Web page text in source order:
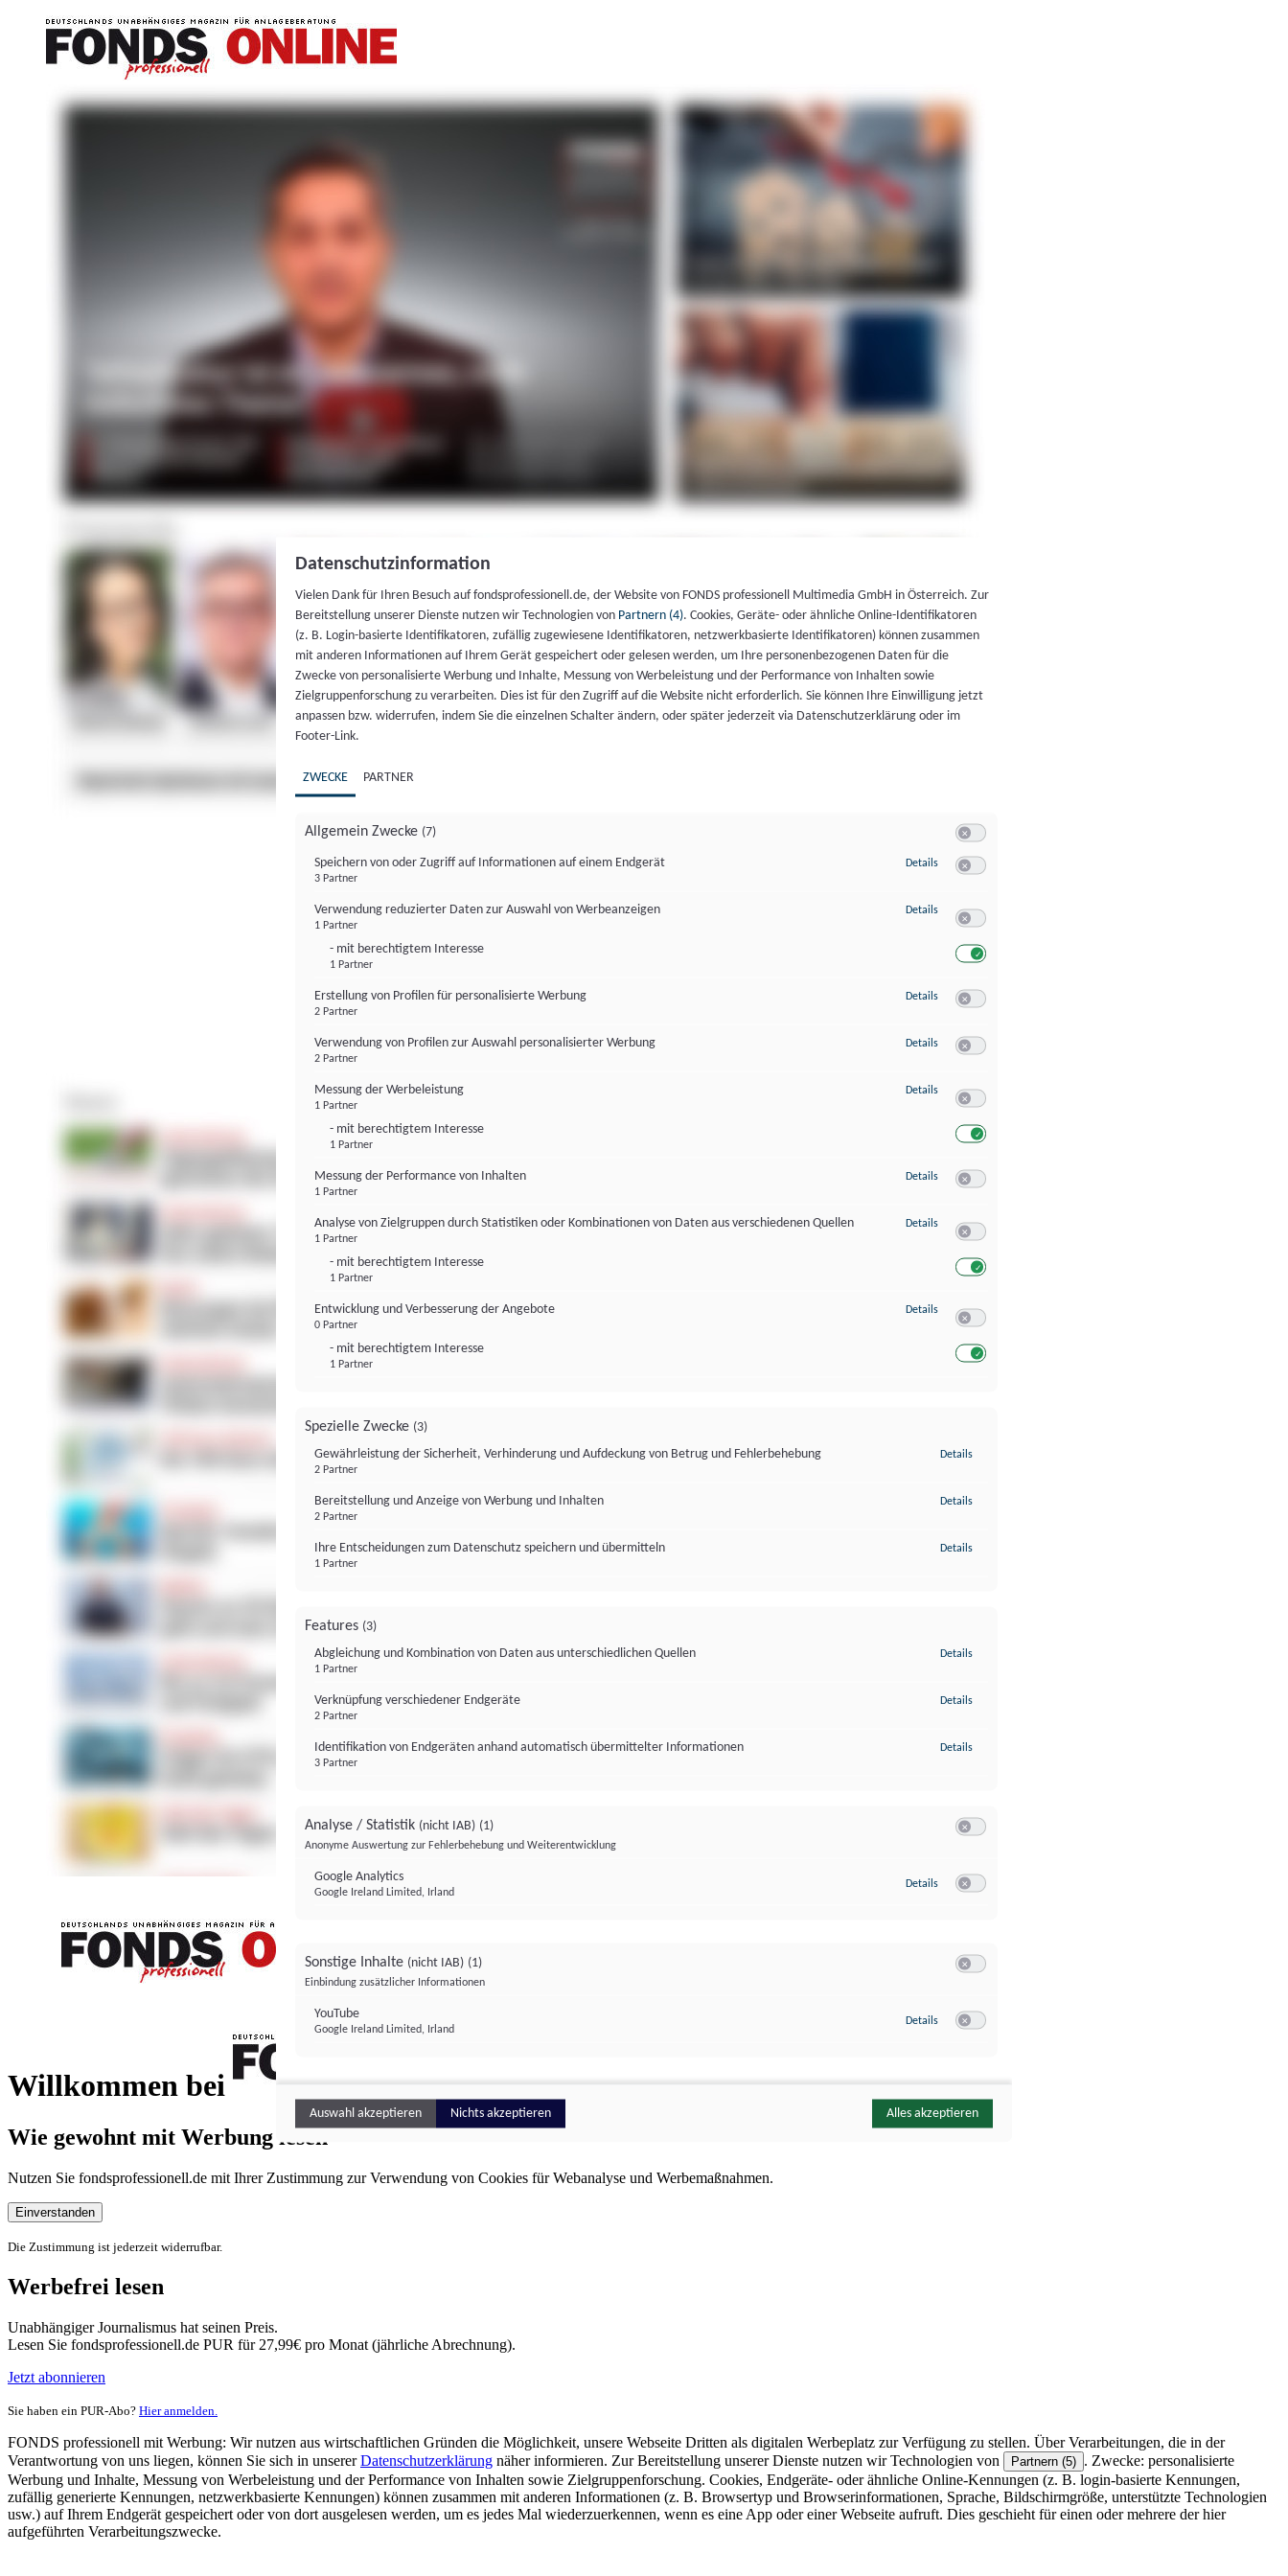
Willkommen bei
FONDS professionell
Wie gewohnt mit Werbung lesen
Nutzen Sie fondsprofessionell.de mit Ihrer Zustimmung zur Verwendung von Cookies für Webanalyse und Werbemaßnahmen.
Einverstanden
Die Zustimmung ist jederzeit widerrufbar.
Werbefrei lesen
Unabhängiger Journalismus hat seinen Preis.
Lesen Sie fondsprofessionell.de PUR für 27,99€ pro Monat (jährliche Abrechnung).
Jetzt abonnieren
Sie haben ein PUR-Abo? Hier anmelden.
FONDS professionell mit Werbung: Wir nutzen aus wirtschaftlichen Gründen die Möglichkeit, unsere Webseite Dritten als digitalen Werbeplatz zur Verfügung zu stellen. Über Verarbeitungen, die in der
Verantwortung von uns liegen, können Sie sich in unsererDatenschutzerklärung näher informieren. Zur Bereitstellung unserer Dienste nutzen wir Technologien von Partnern (5) . Zwecke: personalisierte
Werbung und Inhalte, Messung von Werbeleistung und der Performance von Inhalten sowie Zielgruppenforschung. Cookies, Endgeräte- oder ähnliche Online-Kennungen (z. B. login-basierte Kennungen,
zufällig generierte Kennungen, netzwerkbasierte Kennungen) können zusammen mit anderen Informationen (z. B. Browsertyp und Browserinformationen, Sprache, Bildschirmgröße, unterstützte Technologien
usw.) auf Ihrem Endgerät gespeichert oder von dort ausgelesen werden, um es jedes Mal wiederzuerkennen, wenn es eine App oder einer Webseite aufruft. Dies geschieht für einen oder mehrere der hier
aufgeführten Verarbeitungszwecke.
Datenschutzinformation
Vielen Dank für Ihren Besuch auf fondsprofessionell.de, der Website von FONDS professionell Multimedia GmbH in Österreich. Zur
Bereitstellung unserer Dienste nutzen wir Technologien von Partnern (4). Cookies, Geräte- oder ähnliche Online-Identifikatoren
(z. B. Login-basierte Identifikatoren, zufällig zugewiesene Identifikatoren, netzwerkbasierte Identifikatoren) können zusammen
mit anderen Informationen auf Ihrem Gerät gespeichert oder gelesen werden, um Ihre personenbezogenen Daten für die
Zwecke von personalisierte Werbung und Inhalte, Messung von Werbeleistung und der Performance von Inhalten sowie
Zielgruppenforschung zu verarbeiten. Dies ist für den Zugriff auf die Website nicht erforderlich. Sie können Ihre Einwilligung jetzt
anpassen bzw. widerrufen, indem Sie die einzelnen Schalter ändern, oder später jederzeit via Datenschutzerklärung oder im
Footer-Link.
ZWECKE PARTNER
Allgemein Zwecke (7)
Speichern von oder Zugriff auf Informationen auf einem Endgerät
3 Partner
Details zu Speichern von oder Zugriff auf Informationen auf einem Endgerät
Verwendung reduzierter Daten zur Auswahl von Werbeanzeigen
1 Partner
- mit berechtigtem Interesse
1 Partner
Details zu Verwendung reduzierter Daten zur Auswahl von Werbeanzeigen
Erstellung von Profilen für personalisierte Werbung
2 Partner
Details zu Erstellung von Profilen für personalisierte Werbung
Verwendung von Profilen zur Auswahl personalisierter Werbung
2 Partner
Details zu Verwendung von Profilen zur Auswahl personalisierter Werbung
Messung der Werbeleistung
1 Partner
- mit berechtigtem Interesse
1 Partner
Details zu Messung der Werbeleistung
Messung der Performance von Inhalten
1 Partner
Details zu Messung der Performance von Inhalten
Analyse von Zielgruppen durch Statistiken oder Kombinationen von Daten aus verschiedenen Quellen
1 Partner
- mit berechtigtem Interesse
1 Partner
Details zu Analyse von Zielgruppen durch Statistiken oder Kombinationen von
Entwicklung und Verbesserung der Angebote
0 Partner
- mit berechtigtem Interesse
1 Partner
Details zu Entwicklung und Verbesserung der Angebote
Spezielle Zwecke (3)
Gewährleistung der Sicherheit, Verhinderung und Aufdeckung von Betrug und Fehlerbehebung
2 Partner
Details
Bereitstellung und Anzeige von Werbung und Inhalten
2 Partner
Details
Ihre Entscheidungen zum Datenschutz speichern und übermitteln
1 Partner
Details
Features (3)
Abgleichung und Kombination von Daten aus unterschiedlichen Quellen
1 Partner
Details
Verknüpfung verschiedener Endgeräte
2 Partner
Details
Identifikation von Endgeräten anhand automatisch übermittelter Informationen
3 Partner
Details
Analyse / Statistik (nicht IAB) (1)
Anonyme Auswertung zur Fehlerbehebung und Weiterentwicklung
Google Analytics
Google Ireland Limited, Irland
Details zu Google Analytics
Sonstige Inhalte (nicht IAB) (1)
Einbindung zusätzlicher Informationen
YouTube
Google Ireland Limited, Irland
Details zu YouTube
Auswahl akzeptieren Nichts akzeptieren Alles akzeptieren